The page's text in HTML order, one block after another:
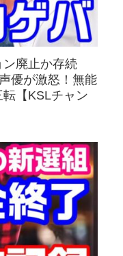
ン廃止か存続
優が激怒！無能
【KSLチャン